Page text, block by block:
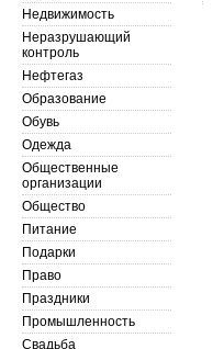
Недвижимость
Неразрушающий
контроль
Нефтегаз
Образование
Обувь
Одежда
Общественные
организации
Общество
Питание
Подарки
Право
Праздники
Промышленность
Свадьба